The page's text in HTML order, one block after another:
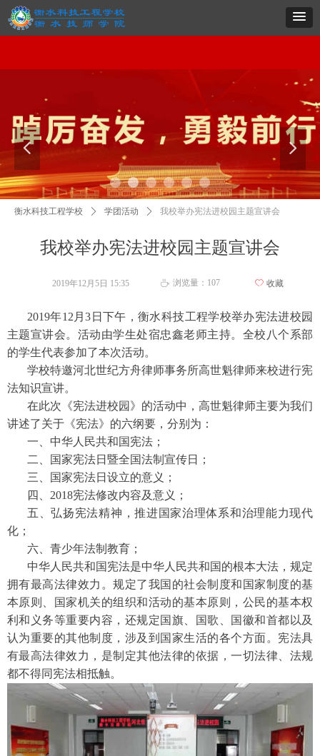
넳 넲
党群建设 招生就业 项目实施职
我校举办宪法进校园主题宣讲会
衡水科技工程学校 ꄲ 学团活动 ꄲ 我校举办宪法进校园主题宣讲会
2019年12月3日下午，衡水科技工程学校举办宪法进校园
主题宣讲会。活动由学生处宿忠鑫老师主持。全校八个系部
的学生代表参加了本次活动。
学校特邀河北世纪方舟律师事务所高世魁律师来校进行宪
法知识宣讲。
在此次《宪法进校园》的活动中，高世魁律师主要为我们
讲述了关于《宪法》的六纲要，分别为：
一、中华人民共和国宪法；
二、国家宪法日暨全国法制宣传日；
三、国家宪法日设立的意义；
四、2018宪法修改内容及意义；
五、弘扬宪法精神，推进国家治理体系和治理能力现代
化；
六、青少年法制教育；
中华人民共和国宪法是中华人民共和国的根本大法，规定
拥有最高法律效力。规定了我国的社会制度和国家制度的基
本原则、国家机关的组织和活动的基本原则，公民的基本权
利和义务等重要内容，还规定国旗、国歌、国徽和首都以及
认为重要的其他制度，涉及到国家生活的各个方面。宪法具
有最高法律效力，是制定其他法律的依据，一切法律、法规
都不得同宪法相抵触。
2019年12月5日 15:35 ꄘ 浏览量： 107 ꄀ 收藏